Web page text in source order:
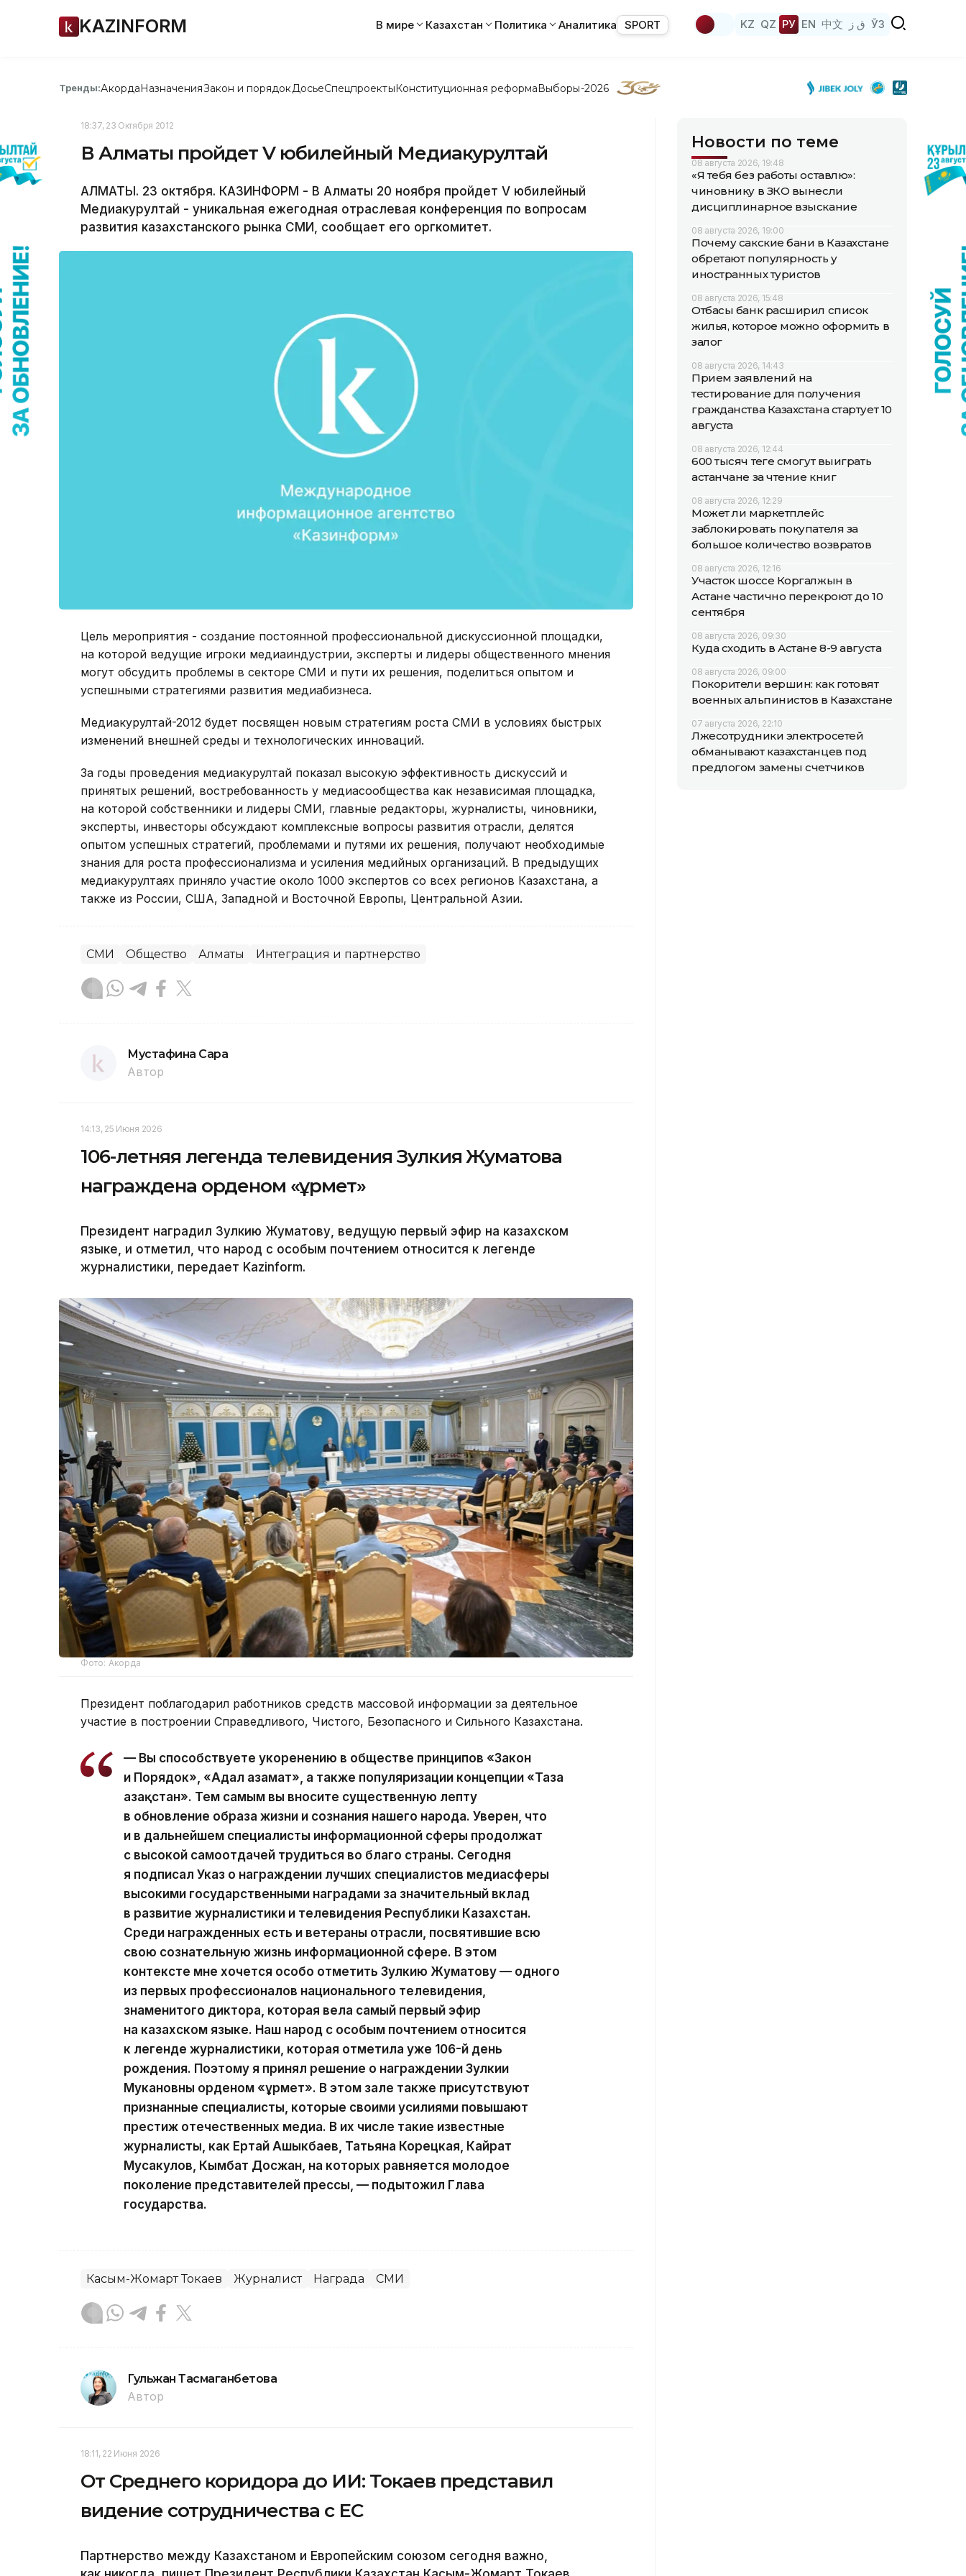
KAZINFORM В мире Казахстан Политика Аналитика SPORT KZ QZ РУ EN 中文 ق ز ЎЗ
Тренды:АкордаНазначенияЗакон и порядок ДосьеСпецпроектыКонституционная реформаВыборы-2026
18:37, 23 Октября 2012
В Алматы пройдет V юбилейный Медиакурултай
АЛМАТЫ. 23 октября. КАЗИНФОРМ - В Алматы 20 ноября пройдет V юбилейный
Медиакурултай - уникальная ежегодная отраслевая конференция по вопросам
развития казахстанского рынка СМИ, сообщает его оргкомитет.
Цель мероприятия - создание постоянной профессиональной дискуссионной площадки,
на которой ведущие игроки медиаиндустрии, эксперты и лидеры общественного мнения
могут обсудить проблемы в секторе СМИ и пути их решения, поделиться опытом и
успешными стратегиями развития медиабизнеса.
Медиакурултай-2012 будет посвящен новым стратегиям роста СМИ в условиях быстрых
изменений внешней среды и технологических инноваций.
За годы проведения медиакурултай показал высокую эффективность дискуссий и
принятых решений, востребованность у медиасообщества как независимая площадка,
на которой собственники и лидеры СМИ, главные редакторы, журналисты, чиновники,
эксперты, инвесторы обсуждают комплексные вопросы развития отрасли, делятся
опытом успешных стратегий, проблемами и путями их решения, получают необходимые
знания для роста профессионализма и усиления медийных организаций. В предыдущих
медиакурултаях приняло участие около 1000 экспертов со всех регионов Казахстана, а
также из России, США, Западной и Восточной Европы, Центральной Азии.
СМИ Общество Алматы Интеграция и партнерство
Мустафина Сара
Автор
14:13, 25 Июня 2026
106-летняя легенда телевидения Зулкия Жуматова
награждена орденом «Құрмет»
Президент наградил Зулкию Жуматову, ведущую первый эфир на казахском
языке, и отметил, что народ с особым почтением относится к легенде
журналистики, передает Kazinform.
Фото: Акорда
Президент поблагодарил работников средств массовой информации за деятельное
участие в построении Справедливого, Чистого, Безопасного и Сильного Казахстана.
— Вы способствуете укоренению в обществе принципов «Закон
и Порядок», «Адал азамат», а также популяризации концепции «Таза
Қазақстан». Тем самым вы вносите существенную лепту
в обновление образа жизни и сознания нашего народа. Уверен, что
и в дальнейшем специалисты информационной сферы продолжат
с высокой самоотдачей трудиться во благо страны. Сегодня
я подписал Указ о награждении лучших специалистов медиасферы
высокими государственными наградами за значительный вклад
в развитие журналистики и телевидения Республики Казахстан.
Среди награжденных есть и ветераны отрасли, посвятившие всю
свою сознательную жизнь информационной сфере. В этом
контексте мне хочется особо отметить Зулкию Жуматову — одного
из первых профессионалов национального телевидения,
знаменитого диктора, которая вела самый первый эфир
на казахском языке. Наш народ с особым почтением относится
к легенде журналистики, которая отметила уже 106-й день
рождения. Поэтому я принял решение о награждении Зулкии
Мукановны орденом «Құрмет». В этом зале также присутствуют
признанные специалисты, которые своими усилиями повышают
престиж отечественных медиа. В их числе такие известные
журналисты, как Ертай Ашыкбаев, Татьяна Корецкая, Кайрат
Мусакулов, Кымбат Досжан, на которых равняется молодое
поколение представителей прессы, — подытожил Глава
государства.
Касым-Жомарт Токаев Журналист Награда СМИ
Гульжан Тасмаганбетова
Автор
18:11, 22 Июня 2026
От Среднего коридора до ИИ: Токаев представил
видение сотрудничества с ЕС
Партнерство между Казахстаном и Европейским союзом сегодня важно,
Новости по теме
08 августа 2026, 19:48
«Я тебя без работы оставлю»:
чиновнику в ЗКО вынесли
дисциплинарное взыскание
08 августа 2026, 19:00
Почему сакские бани в Казахстане
обретают популярность у
иностранных туристов
08 августа 2026, 15:48
Отбасы банк расширил список
жилья, которое можно оформить в
залог
08 августа 2026, 14:43
Прием заявлений на
тестирование для получения
гражданства Казахстана стартует 10
августа
08 августа 2026, 12:44
600 тысяч теңге смогут выиграть
астанчане за чтение книг
08 августа 2026, 12:29
Может ли маркетплейс
заблокировать покупателя за
большое количество возвратов
08 августа 2026, 12:16
Участок шоссе Коргалжын в
Астане частично перекроют до 10
сентября
08 августа 2026, 09:30
Куда сходить в Астане 8-9 августа
08 августа 2026, 09:00
Покорители вершин: как готовят
военных альпинистов в Казахстане
07 августа 2026, 22:10
Лжесотрудники электросетей
обманывают казахстанцев под
предлогом замены счетчиков